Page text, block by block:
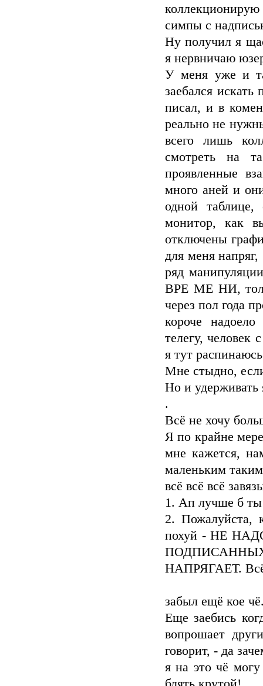
симпы с
Ну получил я
я нервничаю
У меня уже и
заебался
писал, и в
реально не
всего лишь
смотреть на
проявленные
много аней и
одной
монитор, как
отключены
для меня
ряд
ВРЕ МЕ НИ,
через пол года
короче
телегу, человек
я тут распинаюсь
Мне стыдно,
Но и удерживать
.
Всё не хочу
Я по крайне
мне кажется,
маленьким
всё всё всё
1. Ап лучше б ты
2. Пожалуйста,
похуй - НЕ
НАПРЯГАЕТ.
забыл ещё кое
Еще заебись
вопрошает
говорит, - да
я на это чё